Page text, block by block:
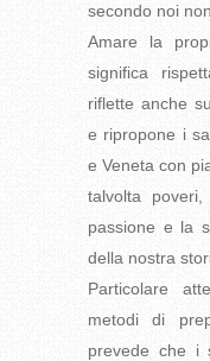
secondo noi
Amare la
significa
riflette anche
e ripropone i
e Veneta con
talvolta
passione e la
della nostra
Particolare
metodi di
prevede che i